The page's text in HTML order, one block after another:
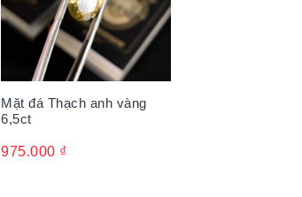
Mặt đá Thạch anh vàng
6,5ct
975.000 ₫